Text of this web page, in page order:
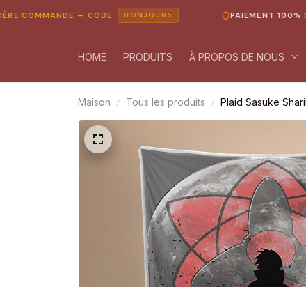
— CODE BONJOUR5 PAIEMENT 100%
HOME PRODUITS À PROPOS DE NOUS
Maison Tous les produits Plaid Sasuke